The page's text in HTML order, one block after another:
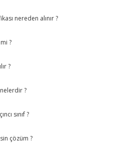
nereden alınır ?
?
?
?
sınıf ?
çözüm ?